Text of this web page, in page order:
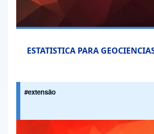
ESTATISTICA PARA
#extensão